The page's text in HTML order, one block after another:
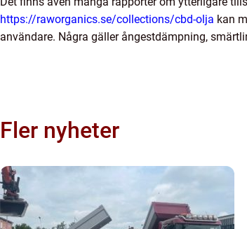
https://raworganics.se/collections/cbd-olja kan
användare. Några gäller ångestdämpning,
Fler nyheter